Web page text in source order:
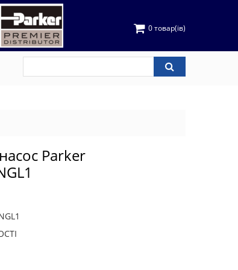
0 товар(ів)
Parker